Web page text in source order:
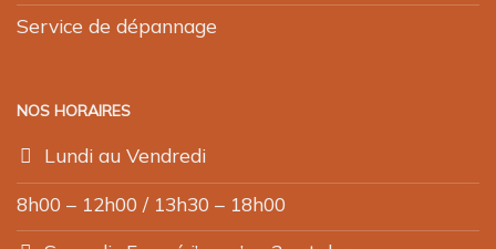
Service de dépannage
NOS HORAIRES
Lundi au Vendredi
8h00 – 12h00 / 13h30 – 18h00